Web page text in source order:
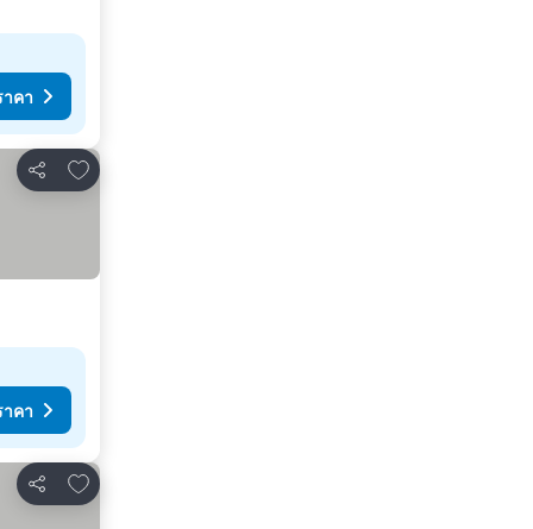
คา
แชร์
เพิ่มในรายการโปรด
คา
แชร์
เพิ่มในรายการโปรด